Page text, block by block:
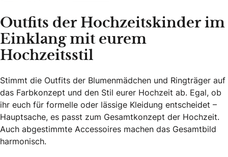
Outfits der Hochzeitskinder im
Einklang mit eurem
Hochzeitsstil
Stimmt die Outfits der Blumenmädchen und Ringträger auf
das Farbkonzept und den Stil eurer Hochzeit ab. Egal, ob
ihr euch für formelle oder lässige Kleidung entscheidet –
Hauptsache, es passt zum Gesamtkonzept der Hochzeit.
Auch abgestimmte Accessoires machen das Gesamtbild
harmonisch.